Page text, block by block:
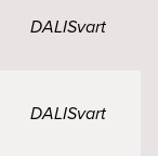
DALISvart
DALISvart